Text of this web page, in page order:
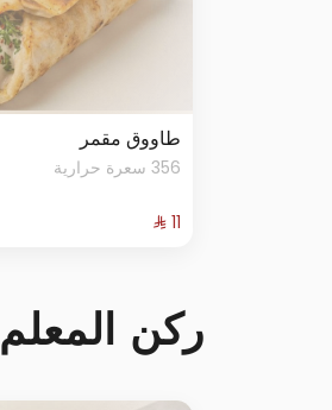
طاووق مقمر
356 سعرة حرارية
ركن المعلم